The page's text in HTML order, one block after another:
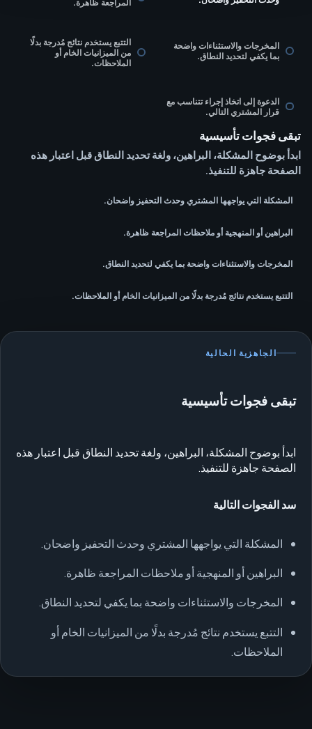
المراجعة ظاهرة.
المخرجات والاستثناءات واضحة
بما يكفي لتحديد النطاق.
التتبع يستخدم نتائج مُدرجة بدلًا
من الميزانيات الخام أو
الملاحظات.
الدعوة إلى اتخاذ إجراء تتناسب مع
قرار المشتري التالي.
تبقى فجوات تأسيسية
ابدأ بوضوح المشكلة، البراهين، ولغة تحديد النطاق قبل اعتبار هذه
الصفحة جاهزة للتنفيذ.
المشكلة التي يواجهها المشتري وحدث التحفيز واضحان.
البراهين أو المنهجية أو ملاحظات المراجعة ظاهرة.
المخرجات والاستثناءات واضحة بما يكفي لتحديد النطاق.
التتبع يستخدم نتائج مُدرجة بدلًا من الميزانيات الخام أو الملاحظات.
الجاهزية الحالية
تبقى فجوات تأسيسية
ابدأ بوضوح المشكلة، البراهين، ولغة تحديد النطاق قبل اعتبار هذه
الصفحة جاهزة للتنفيذ.
سد الفجوات التالية
المشكلة التي يواجهها المشتري وحدث التحفيز واضحان.
البراهين أو المنهجية أو ملاحظات المراجعة ظاهرة.
المخرجات والاستثناءات واضحة بما يكفي لتحديد النطاق.
التتبع يستخدم نتائج مُدرجة بدلًا من الميزانيات الخام أو
الملاحظات.